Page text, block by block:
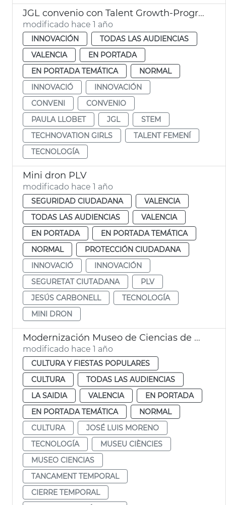
JGL convenio con Talent Growth-Programa Tecnovation Girls
modificado hace 1 año
INNOVACIÓN
TODAS LAS AUDIENCIAS
VALENCIA
EN PORTADA
EN PORTADA TEMÁTICA
NORMAL
INNOVACIÓ
INNOVACIÓN
CONVENI
CONVENIO
PAULA LLOBET
JGL
STEM
TECHNOVATION GIRLS
TALENT FEMENÍ
TECNOLOGÍA
Mini dron PLV
modificado hace 1 año
SEGURIDAD CIUDADANA
VALENCIA
TODAS LAS AUDIENCIAS
VALENCIA
EN PORTADA
EN PORTADA TEMÁTICA
NORMAL
PROTECCIÓN CIUDADANA
INNOVACIÓ
INNOVACIÓN
SEGURETAT CIUTADANA
PLV
JESÚS CARBONELL
TECNOLOGÍA
MINI DRON
Modernización Museo de Ciencias de València
modificado hace 1 año
CULTURA Y FIESTAS POPULARES
CULTURA
TODAS LAS AUDIENCIAS
LA SAIDIA
VALENCIA
EN PORTADA
EN PORTADA TEMÁTICA
NORMAL
CULTURA
JOSÉ LUIS MORENO
TECNOLOGÍA
MUSEU CIÈNCIES
MUSEO CIENCIAS
TANCAMENT TEMPORAL
CIERRE TEMPORAL